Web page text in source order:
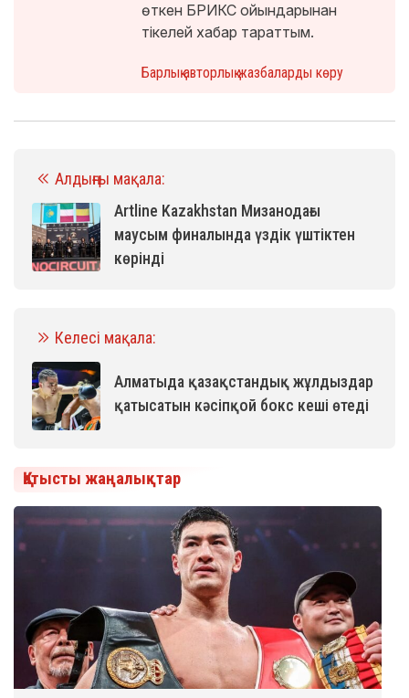
өткен БРИКС ойындарынан
тікелей хабар тараттым.
Барлық авторлық жазбаларды көру
Алдыңғы мақала:
Artline Kazakhstan Мизанодағы
маусым финалында үздік үштіктен
көрінді
Келесі мақала:
Алматыда қазақстандық жұлдыздар
қатысатын кәсіпқой бокс кеші өтеді
Қатысты жаңалықтар